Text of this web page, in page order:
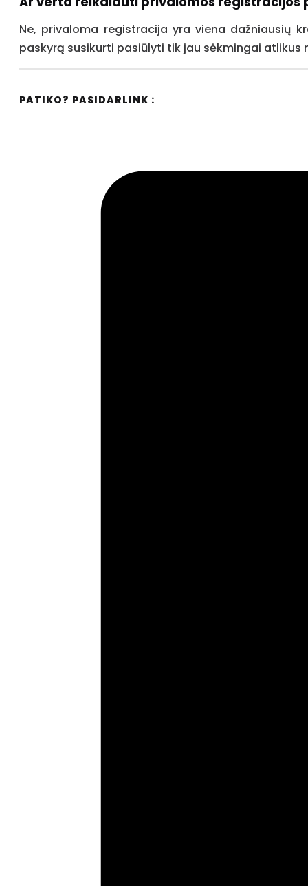
Ne, privaloma registracija yra viena dažniausių
paskyrą susikurti pasiūlyti tik jau sėkmingai atlikus
PATIKO? PASIDARLINK :